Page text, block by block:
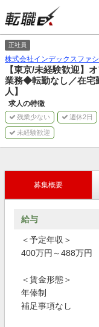
正社員
株式会社インデックスファ
【東京/未経験歓迎】
業務◆転勤なし／在宅
人】
求人の特徴
残業少ない 週休2日
未経験歓迎
募集概要
給与
＜予定年収＞
400万円～488万円
＜賃金形態＞
年俸制
補足事項なし